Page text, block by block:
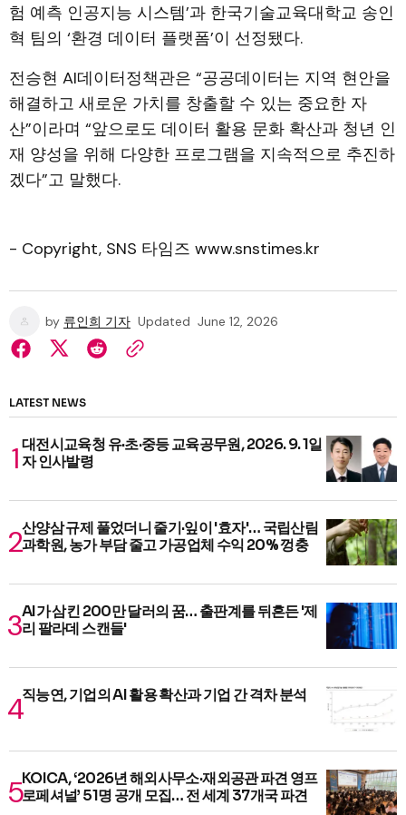
험 예측 인공지능 시스템’과 한국기술교육대학교 송인
혁 팀의 ‘환경 데이터 플랫폼’이 선정됐다.
전승현 AI데이터정책관은 “공공데이터는 지역 현안을
해결하고 새로운 가치를 창출할 수 있는 중요한 자
산”이라며 “앞으로도 데이터 활용 문화 확산과 청년 인
재 양성을 위해 다양한 프로그램을 지속적으로 추진하
겠다”고 말했다.
- Copyright, SNS 타임즈 www.snstimes.kr
by 류인희 기자 Updated June 12, 2026
LATEST NEWS
대전시교육청 유·초·중등 교육공무원, 2026. 9. 1일
자 인사발령
산양삼 규제 풀었더니 줄기·잎이 '효자'… 국립산림
과학원, 농가 부담 줄고 가공업체 수익 20% 껑충
AI가 삼킨 200만 달러의 꿈… 출판계를 뒤흔든 '제
리 팔라데 스캔들'
직능연, 기업의 AI 활용 확산과 기업 간 격차 분석
KOICA, ‘2026년 해외사무소·재외공관 파견 영프
로페셔널’ 51명 공개 모집… 전 세계 37개국 파견